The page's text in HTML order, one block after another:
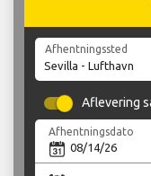
Afhentningssted
Aflevering
Afhentningsdato